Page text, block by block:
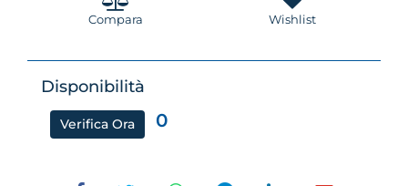
Compara Wishlist
Disponibilità
Verifica Ora 0